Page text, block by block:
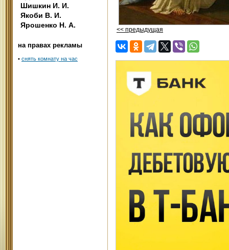
Шишкин И. И.
Якоби В. И.
Ярошенко Н. А.
на правах рекламы
• снять комнату на час
<< предыдущая